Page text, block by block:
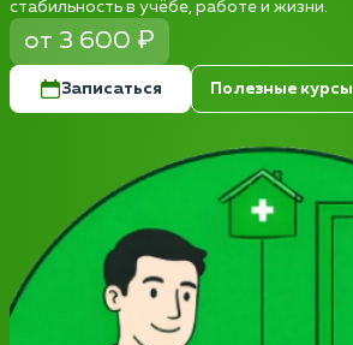
стабильность в учёбе, работе и жизни.
от 3 600 ₽
Записаться Полезные курсы